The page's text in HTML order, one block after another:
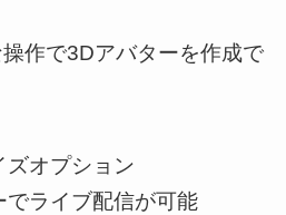
作で3Dアバターを作成で
ズオプション
でライブ配信が可能